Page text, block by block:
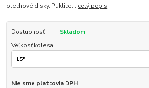
plechové disky. Puklice... celý popis
Dostupnosť
Skladom
Veľkosť kolesa
Nie sme platcovia DPH